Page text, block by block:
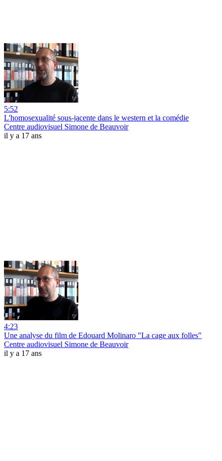
5:52
L'homosexualité sous-jacente dans le western et la comédie
Centre audiovisuel Simone de Beauvoir
il y a 17 ans
4:23
Une analyse du film de Edouard Molinaro "La cage aux folles"
Centre audiovisuel Simone de Beauvoir
il y a 17 ans